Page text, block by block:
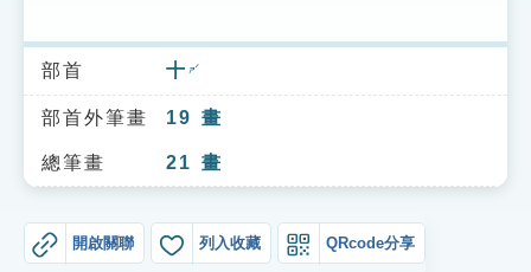
索引選單
知識索引
單字索引
部首 十 ㄕˊ
部首外筆畫 19 畫
總筆畫 21 畫
開啟關聯 列入收藏 QRcode分享